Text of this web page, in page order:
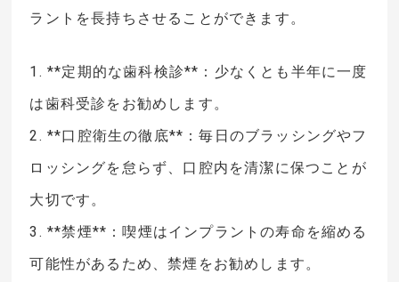
ラントを長持ちさせることができます。
1. **定期的な歯科検診**：少なくとも半年に一度
は歯科受診をお勧めします。
2. **口腔衛生の徹底**：毎日のブラッシングやフ
ロッシングを怠らず、口腔内を清潔に保つことが
大切です。
3. **禁煙**：喫煙はインプラントの寿命を縮める
可能性があるため、禁煙をお勧めします。